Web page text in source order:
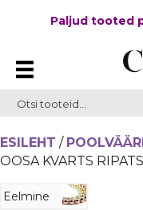
Paljud tooted
ESILEHT /
OOSA KVARTS
Eelmine